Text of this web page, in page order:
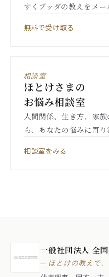
すくブッダの教えをメー
無料で受け取る
相談室
ほとけさまの
お悩み相談室
人間関係、生き方、家
ら、あなたの悩みに寄り
相談室をみる
一般社団法人 全
— ほとけの教えで